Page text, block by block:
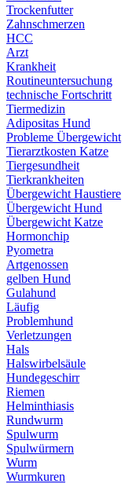
Trockenfutter
Zahnschmerzen
HCC
Arzt
Krankheit
Routineuntersuchung
technische Fortschritt
Tiermedizin
Adipositas Hund
Probleme Übergewicht
Tierarztkosten Katze
Tiergesundheit
Tierkrankheiten
Übergewicht Haustiere
Übergewicht Hund
Übergewicht Katze
Hormonchip
Pyometra
Artgenossen
gelben Hund
Gulahund
Läufig
Problemhund
Verletzungen
Hals
Halswirbelsäule
Hundegeschirr
Riemen
Helminthiasis
Rundwurm
Spulwurm
Spulwürmern
Wurm
Wurmkuren